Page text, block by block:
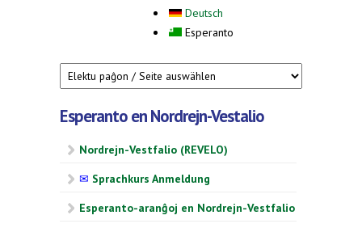
Deutsch
Esperanto
Esperanto en Nordrejn-Vestalio
Nordrejn-Vestfalio (REVELO)
✉ Sprachkurs Anmeldung
Esperanto-aranĝoj en Nordrejn-Vestfalio